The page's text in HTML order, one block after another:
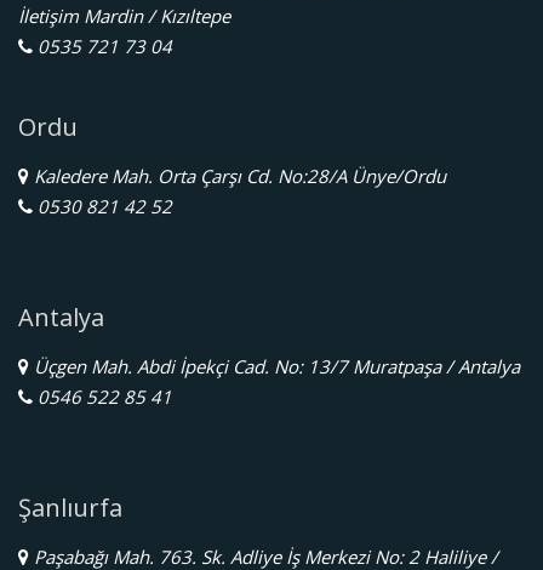
İletişim Mardin / Kızıltepe
0535 721 73 04
Ordu
Kaledere Mah. Orta Çarşı Cd. No:28/A Ünye/Ordu
0530 821 42 52
Antalya
Üçgen Mah. Abdi İpekçi Cad. No: 13/7 Muratpaşa / Antalya
0546 522 85 41
Şanlıurfa
Paşabağı Mah. 763. Sk. Adliye İş Merkezi No: 2 Haliliye /